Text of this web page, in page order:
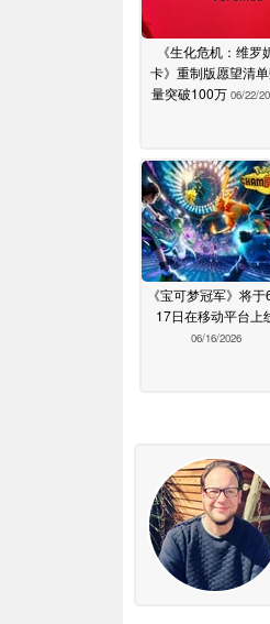
《生化危机：维罗
卡》重制版愿望清
量突破100万 06/22/
《宝可梦冠军》将于
17日在移动平台上
06/16/2026